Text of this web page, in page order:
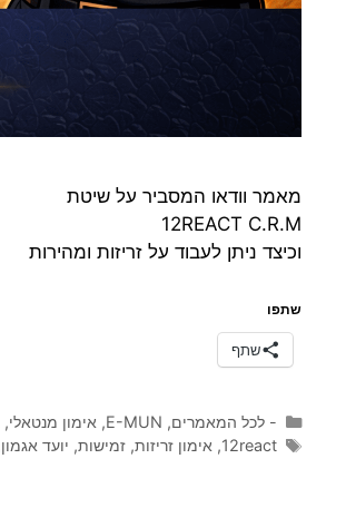
מאמר וודאו המסביר על שיטת
12REACT C.R.M
וכיצד ניתן לעבוד על זריזות ומהירות
שתפו
שתף
קטגוריות
- לכל המאמרים,
E-MUN
, אימון מנטאלי,
תגיות
12react
, אימון זריזות, זמישות, יועד אגמון